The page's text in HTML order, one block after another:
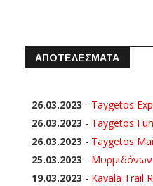
ΑΠΟΤΕΛΕΣΜΑΤΑ
26.03.2023 - Taygetos
26.03.2023 - Taygetos Fun
26.03.2023 - Taygetos
25.03.2023 -
19.03.2023 - Kavala Trail